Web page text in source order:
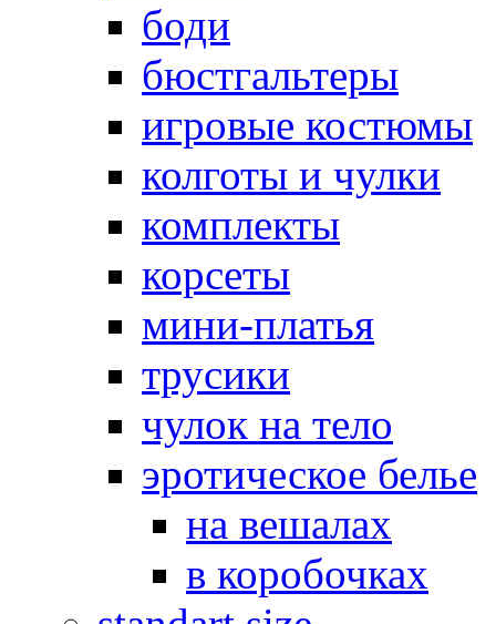
боди
бюстгальтеры
игровые костюмы
колготы и чулки
комплекты
корсеты
мини-платья
трусики
чулок на тело
эротическое белье
на вешалах
в коробочках